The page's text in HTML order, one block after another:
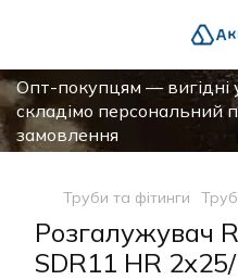
Опт-покупцям — вигідні
складімо персональний
замовлення
Труби та фітинги
Розгалужувач
SDR11 HR